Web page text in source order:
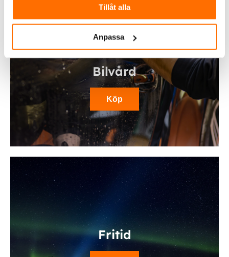
Tillåt alla
Anpassa
Fritid
Bilvård
Köp